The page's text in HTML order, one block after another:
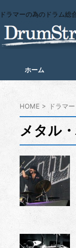
ドラマーの為のドラム総
ホーム
HOME > ドラマー
メタル